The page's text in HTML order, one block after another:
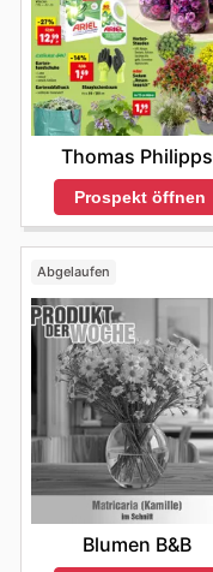
Thomas Philipps
Prospekt öffnen
Abgelaufen
Blumen B&B